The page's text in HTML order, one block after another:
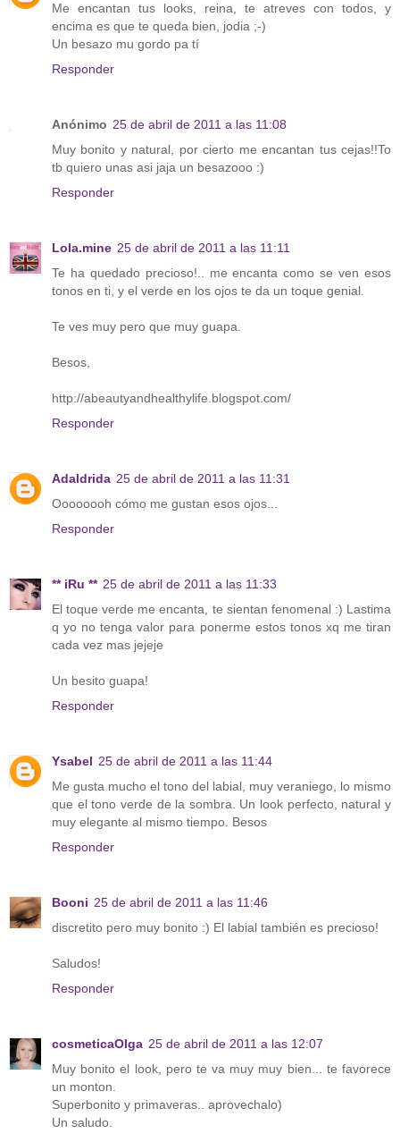
Me encantan tus looks, reina, te atreves con todos, y
encima es que te queda bien, jodia ;-)
Un besazo mu gordo pa tí
Responder
Anónimo 25 de abril de 2011 a las 11:08
Muy bonito y natural, por cierto me encantan tus cejas!!To
tb quiero unas asi jaja un besazooo :)
Responder
Lola.mine 25 de abril de 2011 a las 11:11
Te ha quedado precioso!.. me encanta como se ven esos
tonos en ti, y el verde en los ojos te da un toque genial.
Te ves muy pero que muy guapa.
Besos,
http://abeautyandhealthylife.blogspot.com/
Responder
Adaldrida 25 de abril de 2011 a las 11:31
Oooooooh cómo me gustan esos ojos...
Responder
** iRu ** 25 de abril de 2011 a las 11:33
El toque verde me encanta, te sientan fenomenal :) Lastima
q yo no tenga valor para ponerme estos tonos xq me tiran
cada vez mas jejeje
Un besito guapa!
Responder
Ysabel 25 de abril de 2011 a las 11:44
Me gusta mucho el tono del labial, muy veraniego, lo mismo
que el tono verde de la sombra. Un look perfecto, natural y
muy elegante al mismo tiempo. Besos
Responder
Booni 25 de abril de 2011 a las 11:46
discretito pero muy bonito :) El labial también es precioso!
Saludos!
Responder
cosmeticaOlga 25 de abril de 2011 a las 12:07
Muy bonito el look, pero te va muy muy bien... te favorece
un monton.
Superbonito y primaveras.. aprovechalo)
Un saludo.